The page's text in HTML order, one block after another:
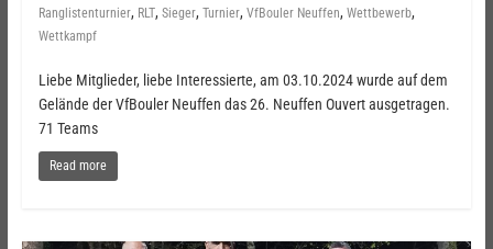
Ranglistenturnier, RLT, Sieger, Turnier, VfBouler Neuffen, Wettbewerb,
Wettkampf
Liebe Mitglieder, liebe Interessierte, am 03.10.2024 wurde auf dem
Gelände der VfBouler Neuffen das 26. Neuffen Ouvert ausgetragen.
71 Teams
Read more